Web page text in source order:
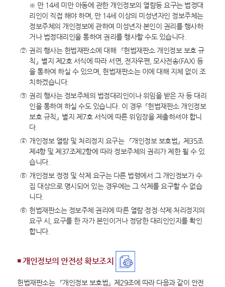
※ 만 14세 미만 아동에 관한 개인정보의 열람등 요구는 법정대
리인이 직접 해야 하며, 만 14세 이상의 미성년자인 정보주체는
정보주체의 개인정보에 관하여 미성년자 본인이 권리를 행사하
거나 법정대리인을 통하여 권리를 행사할 수도 있습니다.
② 권리 행사는 헌법재판소에 대해 「헌법재판소 개인정보 보호 규
칙」 별지 제2호 서식에 따라 서면, 전자우편, 모사전송(FAX) 등
을 통하여 하실 수 있으며, 헌법재판소는 이에 대해 지체 없이 조
치하겠습니다.
③ 권리 행사는 정보주체의 법정대리인이나 위임을 받은 자 등 대리
인을 통하여 하실 수도 있습니다. 이 경우 「헌법재판소 개인정보
보호 규칙」 별지 제7호 서식에 따른 위임장을 제출하셔야 합니
다.
④ 개인정보 열람 및 처리정지 요구는 「개인정보 보호법」 제35조
제4항 및 제37조제2항에 따라 정보주체의 권리가 제한 될 수 있
습니다.
⑤ 개인정보 정정 및 삭제 요구는 다른 법령에서 그 개인정보가 수
집 대상으로 명시되어 있는 경우에는 그 삭제를 요구할 수 없습
니다.
⑥ 헌법재판소는 정보주체 권리에 따른 열람·정정·삭제·처리정지의
요구 시, 요구를 한 자가 본인이거나 정당한 대리인인지를 확인
합니다.
￭ 개인정보의 안전성 확보조치
헌법재판소는 「개인정보 보호법」 제29조에 따라 다음과 같이 안전